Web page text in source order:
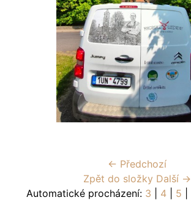
← Předchozí
Zpět do složky Další →
Automatické procházení: 3 4| 5